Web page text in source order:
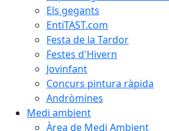
Els gegants
EntiTAST.com
Festa de la Tardor
Festes d'Hivern
Jovinfant
Concurs pintura ràpida
Andròmines
Medi ambient
Àrea de Medi Ambient